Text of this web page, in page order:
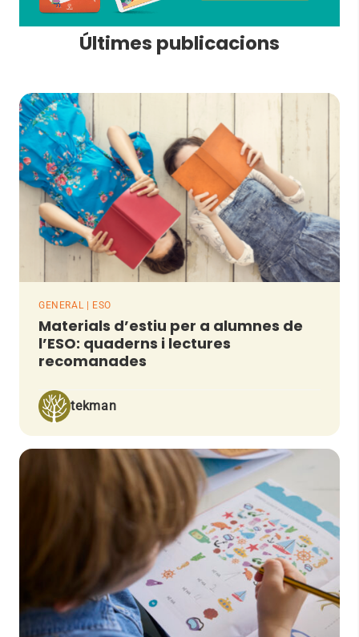
Últimes publicacions
GENERAL | ESO
Materials d’estiu per a alumnes de
l’ESO: quaderns i lectures
recomanades
tekman